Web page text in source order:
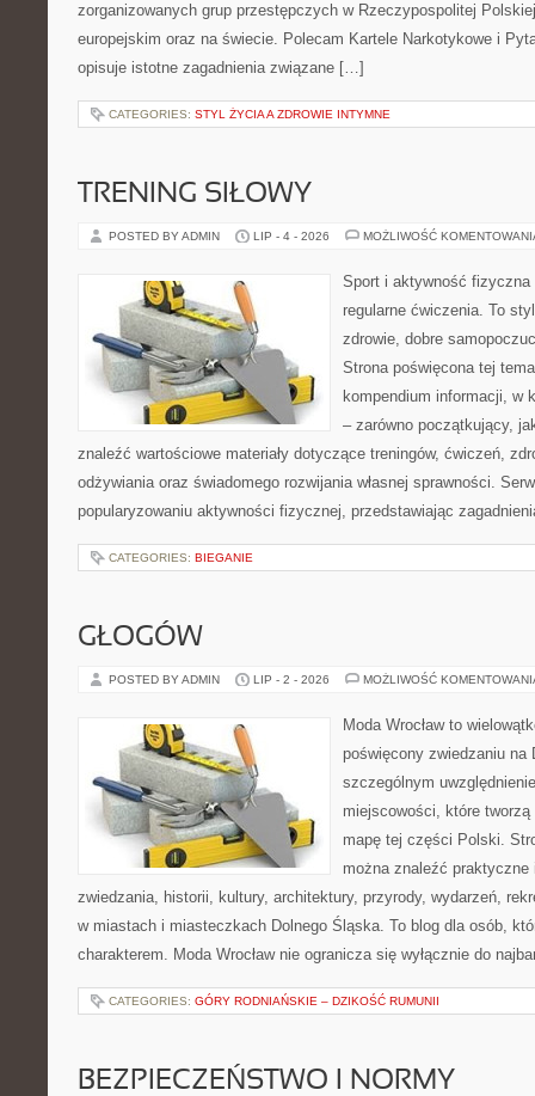
zorganizowanych grup przestępczych w Rzeczypospolitej
europejskim oraz na świecie. Polecam Kartele Narkotykowe i
opisuje istotne zagadnienia związane […]
CATEGORIES: STYL ŻYCIA A ZDROWIE INTYMNE
TRENING SIŁOWY
POSTED BY ADMIN LIP - 4 - 2026 MOŻLIWOŚĆ
Sport i aktywność
regularne ćwiczenia. To
zdrowie, dobre
Strona poświęcona tej
kompendium informacji, w
– zarówno początkujący,
znaleźć wartościowe materiały dotyczące treningów, ćwiczeń,
odżywiania oraz świadomego rozwijania własnej sprawności.
popularyzowaniu aktywności fizycznej, przedstawiając
CATEGORIES: BIEGANIE
GŁOGÓW
POSTED BY ADMIN LIP - 2 - 2026 MOŻLIWOŚĆ
Moda Wrocław to
poświęcony zwiedzaniu na
szczególnym
miejscowości, które
mapę tej części Polski.
można znaleźć
zwiedzania, historii, kultury, architektury, przyrody, wydarzeń,
w miastach i miasteczkach Dolnego Śląska. To blog dla osób,
charakterem. Moda Wrocław nie ogranicza się wyłącznie do
CATEGORIES: GÓRY RODNIAŃSKIE – DZIKOŚĆ RUMUNII
BEZPIECZEŃSTWO I NORMY